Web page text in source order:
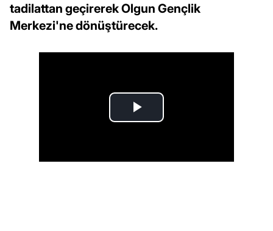
tadilattan geçirerek Olgun Gençlik
Merkezi'ne dönüştürecek.